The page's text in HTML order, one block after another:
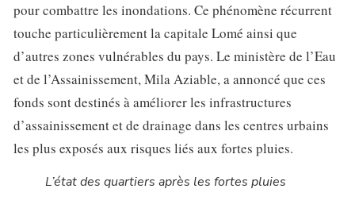
pour combattre les inondations. Ce phénomène récurrent
touche particulièrement la capitale Lomé ainsi que
d’autres zones vulnérables du pays. Le ministère de l’Eau
et de l’Assainissement, Mila Aziable, a annoncé que ces
fonds sont destinés à améliorer les infrastructures
d’assainissement et de drainage dans les centres urbains
les plus exposés aux risques liés aux fortes pluies.
L’état des quartiers après les fortes pluies